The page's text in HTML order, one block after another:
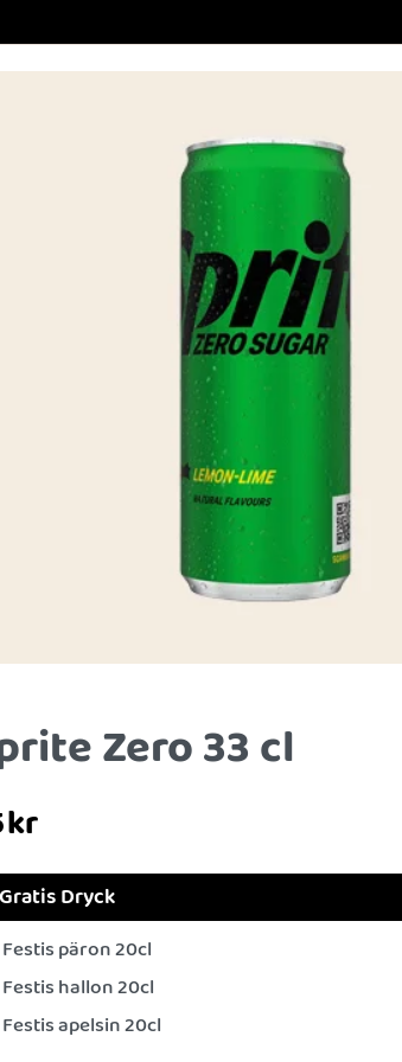
Zero 33 cl
kr
Gratis Dryck
Festis päron 20cl
Festis hallon 20cl
Festis apelsin 20cl